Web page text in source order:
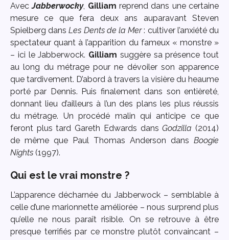
AvecJabberwocky, Gilliam reprend dans une certaine
mesure ce que fera deux ans auparavant Steven
Spielberg dansLes Dents de la Mer: cultiver l’anxiété du
spectateur quant à l’apparition du fameux « monstre »
– ici le Jabberwock. Gilliam suggère sa présence tout
au long du métrage pour ne dévoiler son apparence
que tardivement. D’abord à travers la visière du heaume
porté par Dennis. Puis finalement dans son entièreté,
donnant lieu d’ailleurs à l’un des plans les plus réussis
du métrage. Un procédé malin qui anticipe ce que
feront plus tard Gareth Edwards dansGodzilla(2014)
de même que Paul Thomas Anderson dans Boogie
Nights (1997).
Qui est le vrai monstre ?
L’apparence décharnée du Jabberwock – semblable à
celle d’une marionnette améliorée – nous surprend plus
qu’elle ne nous paraît risible. On se retrouve à être
presque terrifiés par ce monstre plutôt convaincant –